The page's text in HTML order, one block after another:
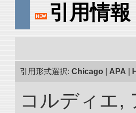
引用情報
引用形式選択: Chicago APA
コルディエ,